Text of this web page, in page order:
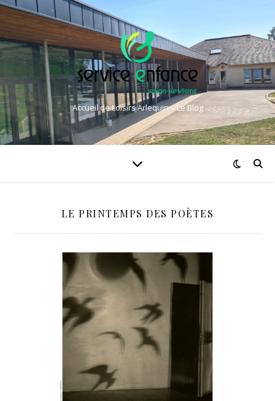
Accueil de Loisirs Arlequin – Le Blog
LE PRINTEMPS DES POÈTES